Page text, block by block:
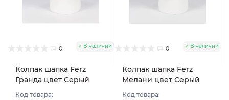
0 В наличии
Колпак шапка Ferz
Гранда цвет Серый
Код товара:
0 В наличии
Колпак шапка Ferz
Мелани цвет Серый
Код товара: